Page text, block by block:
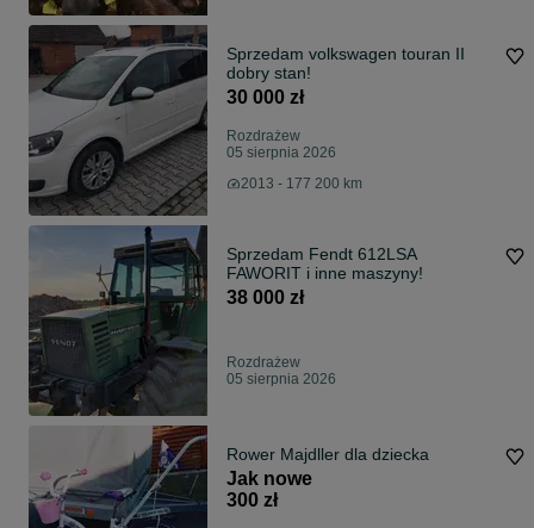
Sprzedam volkswagen touran II
dobry stan!
30 000 zł
Rozdrażew
05 sierpnia 2026
2013 - 177 200 km
Sprzedam Fendt 612LSA
FAWORIT i inne maszyny!
38 000 zł
Rozdrażew
05 sierpnia 2026
Rower Majdller dla dziecka
Jak nowe
300 zł